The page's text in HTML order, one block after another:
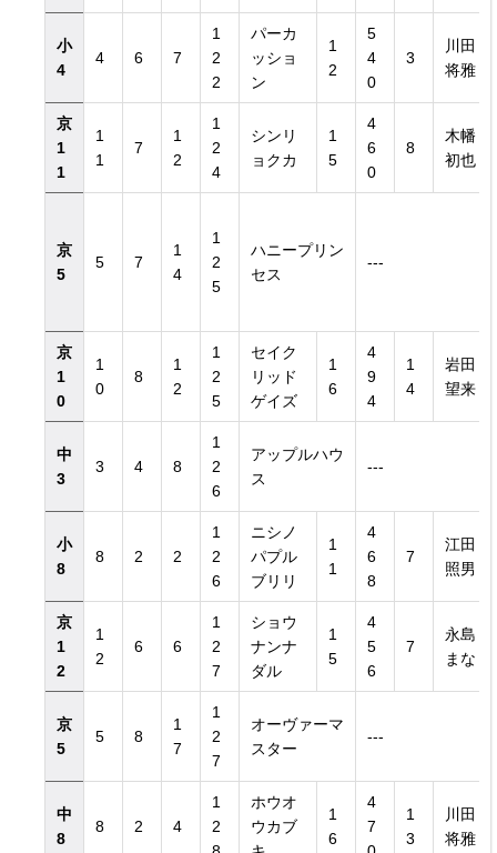
小
4
4 6 7
1
2
2
パーカ
ッショ
ン
1
2
5
4
0
3
川田
将雅
京
1
1
1
1
7
1
2
1
2
4
シンリ
ョクカ
1
5
4
6
0
8
木幡
初也
京
5
5 7
1
4
1
2
5
ハニープリン
セス
---
京
1
0
1
0
8
1
2
1
2
5
セイク
リッド
ゲイズ
1
6
4
9
4
1
4
岩田
望来
中
3
3 4 8
1
2
6
アップルハウ
ス
---
小
8
8 2 2
1
2
6
ニシノ
パプル
ブリリ
1
1
4
6
8
7
江田
照男
京
1
2
1
2
6 6
1
2
7
ショウ
ナンナ
ダル
1
5
4
5
6
7
永島
まな
京
5
5 8
1
7
1
2
7
オーヴァーマ
スター
---
中
8
8 2 4
1
2
ホウオ
ウカブ
1
6
4
7
1
3
川田
将雅